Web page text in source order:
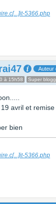
[...]it-5366.php
Auteur
à 15h58 Super
avril et
bien
[...]it-5366.php